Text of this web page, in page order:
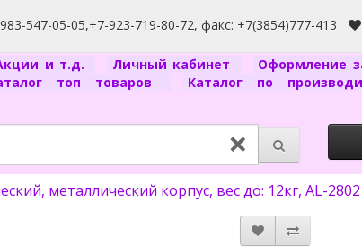
547-05-05,+7-923-719-80-72, факс: +7(3854)777-413
и т.д. Личный кабинет Оформление
топ товаров Каталог по
×
металлический корпус, вес до: 12кг, AL-